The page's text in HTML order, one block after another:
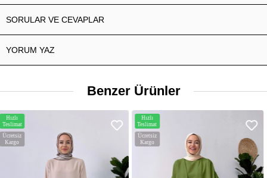
SORULAR VE CEVAPLAR
YORUM YAZ
Benzer Ürünler